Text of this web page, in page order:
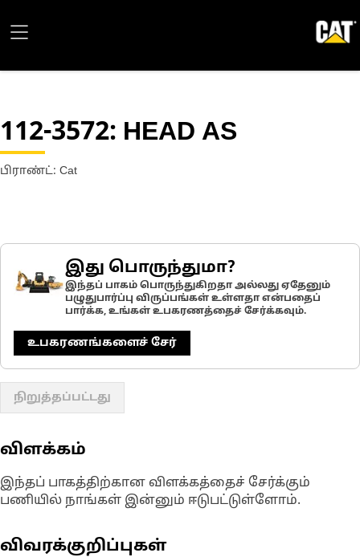
112-3572: HEAD AS
பிராண்ட்: Cat
இது பொருந்துமா?
இந்தப் பாகம் பொருந்துகிறதா அல்லது ஏதேனும்
பழுதுபார்ப்பு விருப்பங்கள் உள்ளதா என்பதைப்
பார்க்க, உங்கள் உபகரணத்தைச் சேர்க்கவும்.
உபகரணங்களைச் சேர்
நிறுத்தப்பட்டது
விளக்கம்
இந்தப் பாகத்திற்கான விளக்கத்தைச் சேர்க்கும்
பணியில் நாங்கள் இன்னும் ஈடுபட்டுள்ளோம்.
விவரக்குறிப்புகள்